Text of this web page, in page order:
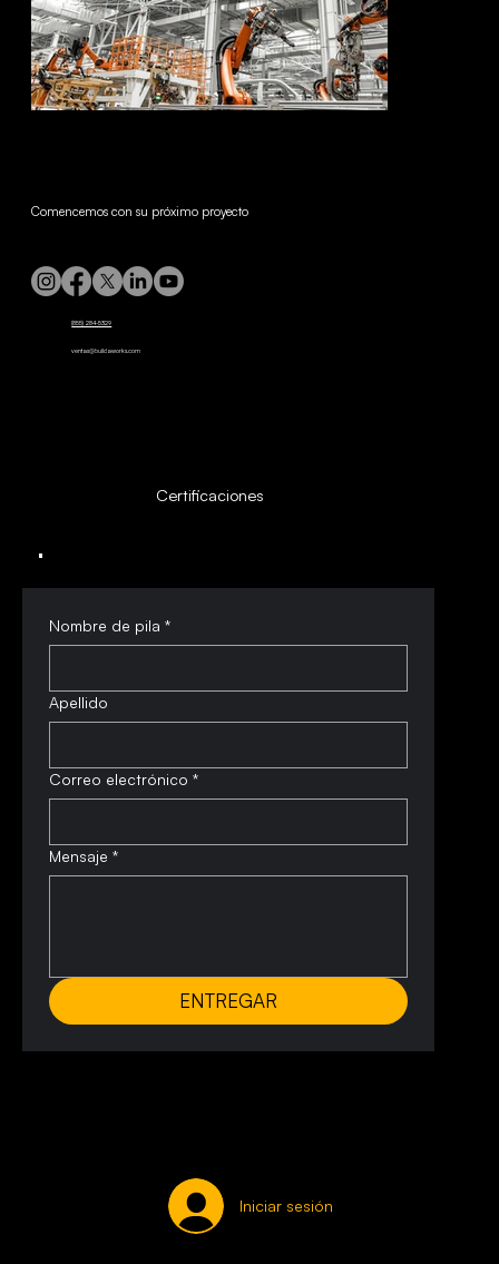
Iniciar sesión
Nombre de pila *
Apellido
Correo electrónico *
Mensaje *
ENTREGAR
Comencemos con su próximo proyecto
(855) 284-5329
ventas@buildaworks.com
Certificaciones